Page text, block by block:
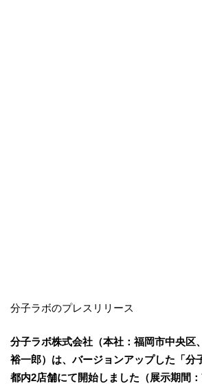
分子ラボのプレスリリース
分子ラボ株式会社（本社：福岡市中央区
裕一郎）は、バージョンアップした「分
都内2店舗にて開始しました（展示期間